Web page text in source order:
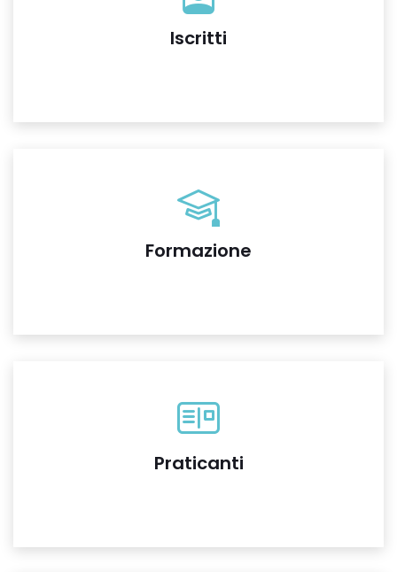
Iscritti
Formazione
Praticanti